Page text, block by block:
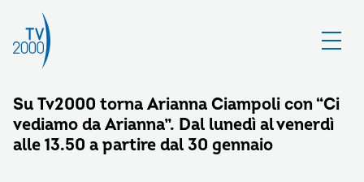
Su Tv2000 torna Arianna Ciampoli con “Ci
vediamo da Arianna”. Dal lunedì al venerdì
alle 13.50 a partire dal 30 gennaio